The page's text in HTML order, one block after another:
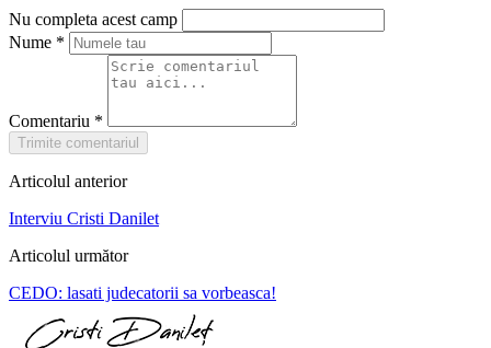
Nu completa acest camp
Nume *
Comentariu *
Trimite comentariul
Articolul anterior
Interviu Cristi Danilet
Articolul următor
CEDO: lasati judecatorii sa vorbeasca!